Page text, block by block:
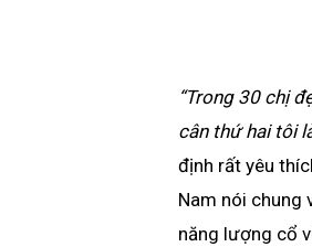
“Trong 30 chị
cân thứ hai tôi
định rất yêu
Nam nói chung
năng lượng cổ